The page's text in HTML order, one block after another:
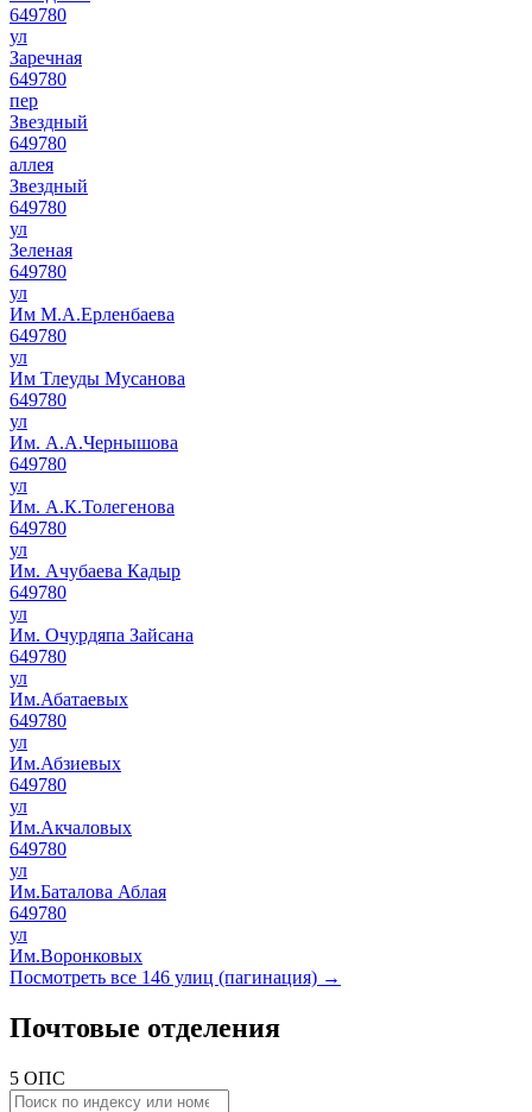
649780
ул
Заречная
649780
пер
Звездный
649780
аллея
Звездный
649780
ул
Зеленая
649780
ул
Им М.А.Ерленбаева
649780
ул
Им Тлеуды Мусанова
649780
ул
Им. А.А.Чернышова
649780
ул
Им. А.К.Толегенова
649780
ул
Им. Ачубаева Кадыр
649780
ул
Им. Очурдяпа Зайсана
649780
ул
Им.Абатаевых
649780
ул
Им.Абзиевых
649780
ул
Им.Акчаловых
649780
ул
Им.Баталова Аблая
649780
ул
Им.Воронковых
Посмотреть все 146 улиц (пагинация) →
Почтовые отделения
5 ОПС